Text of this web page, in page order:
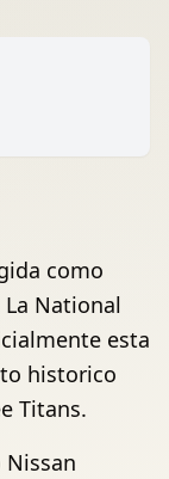
como
La National
esta
historico
Titans.
Nissan